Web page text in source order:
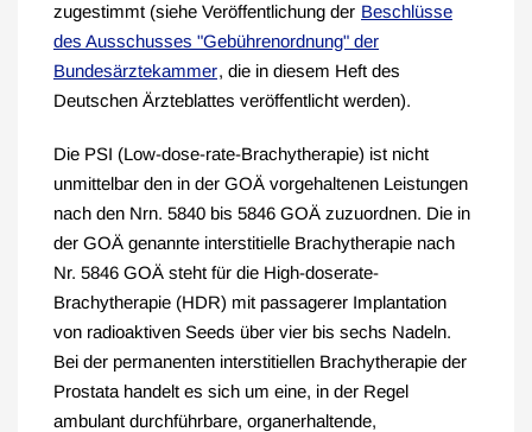
zugestimmt (siehe Veröffentlichung der Beschlüsse
des Ausschusses "Gebührenordnung" der
Bundesärztekammer, die in diesem Heft des
Deutschen Ärzteblattes veröffentlicht werden).
Die PSI (Low-dose-rate-Brachytherapie) ist nicht
unmittelbar den in der GOÄ vorgehaltenen Leistungen
nach den Nrn. 5840 bis 5846 GOÄ zuzuordnen. Die in
der GOÄ genannte interstitielle Brachytherapie nach
Nr. 5846 GOÄ steht für die High-doserate-
Brachytherapie (HDR) mit passagerer Implantation
von radioaktiven Seeds über vier bis sechs Nadeln.
Bei der permanenten interstitiellen Brachytherapie der
Prostata handelt es sich um eine, in der Regel
ambulant durchführbare, organerhaltende,